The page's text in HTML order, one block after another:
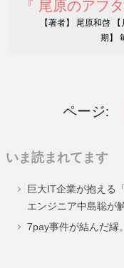
『 尾原のアフ
【著者】 尾原和啓
期】
ページ:
いま読まれてます
巨大IT企業が抱える
エンジニア中島聡が
7pay事件が結んだ縁